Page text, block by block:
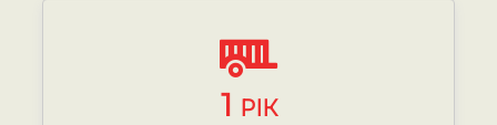
1 РІК